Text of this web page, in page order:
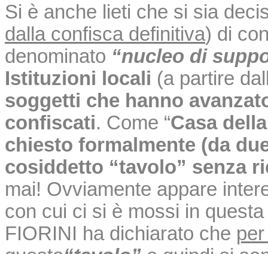
Si è anche lieti che si sia
dalla confisca definitiva) di
denominato “nucleo di
Istituzioni locali (a partire
soggetti che hanno
confiscati. Come “Casa
chiesto formalmente (da
cosiddetto “tavolo” senza
mai! Ovviamente appare
con cui ci si è mossi in
FIORINI ha dichiarato che